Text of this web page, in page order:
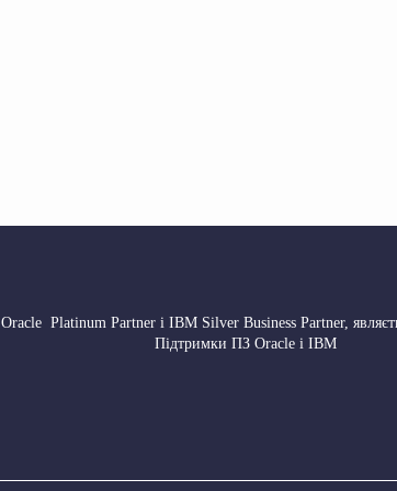
Platinum Partner і IBM Silver Business Partner,
Підтримки ПЗ Oracle і IBM